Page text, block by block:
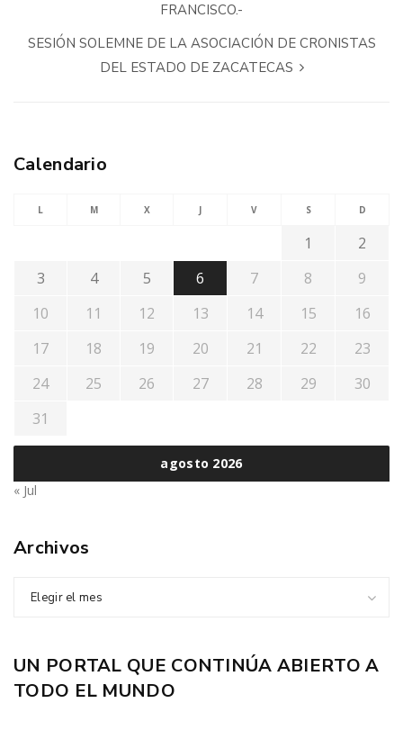
FRANCISCO.-
SESIÓN SOLEMNE DE LA ASOCIACIÓN DE CRONISTAS
DEL ESTADO DE ZACATECAS
Calendario
agosto 2026
L M X J V S D
1
2
3
4 5 6 7 8
9
10
11 12 13 14 15
16
17
18 19 20 21 22
23
24
25 26 27 28 29
30
31
« Jul
Archivos
Elegir el mes
UN PORTAL QUE CONTINÚA ABIERTO A
TODO EL MUNDO